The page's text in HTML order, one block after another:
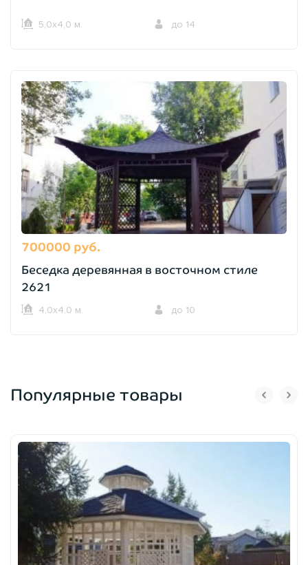
5,0х4,0 м. до 14
700000 руб.
Беседка деревянная в восточном стиле
2621
4,0х4,0 м. до 10
Популярные товары